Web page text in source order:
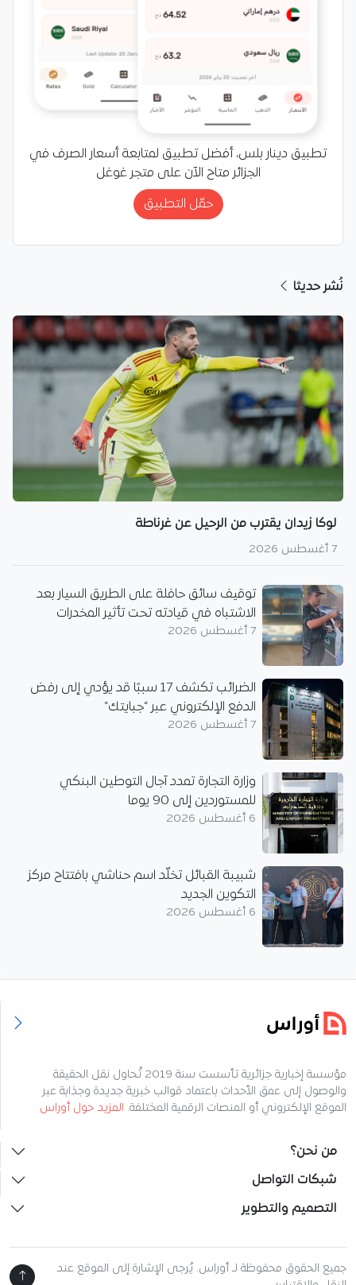
تطبيق دينار بلس، أفضل تطبيق لمتابعة أسعار الصرف في
الجزائر متاح الآن على متجر غوغل
حمّل التطبيق
نُشر حديثا
لوكا زيدان يقترب من الرحيل عن غرناطة
7 أغسطس 2026
توقيف سائق حافلة على الطريق السيار بعد
الاشتباه في قيادته تحت تأثير المخدرات
7 أغسطس 2026
الضرائب تكشف 17 سببًا قد يؤدي إلى رفض
الدفع الإلكتروني عبر “جبايتك”
7 أغسطس 2026
وزارة التجارة تمدد آجال التوطين البنكي
للمستوردين إلى 90 يوما
6 أغسطس 2026
شبيبة القبائل تخلّد اسم حناشي بافتتاح مركز
التكوين الجديد
6 أغسطس 2026
مؤسسة إخبارية جزائرية تأسست سنة 2019 تُحاول نقل الحقيقة
والوصول إلى عمق الأحداث باعتماد قوالب خبرية جديدة وجذابة عبر
الموقع الإلكتروني أو المنصات الرقمية المختلفة. المزيد حول أوراس
من نحن؟
شبكات التواصل
التصميم والتطوير
جميع الحقوق محفوظة لـ أوراس. يُرجى الإشارة إلى الموقع عند